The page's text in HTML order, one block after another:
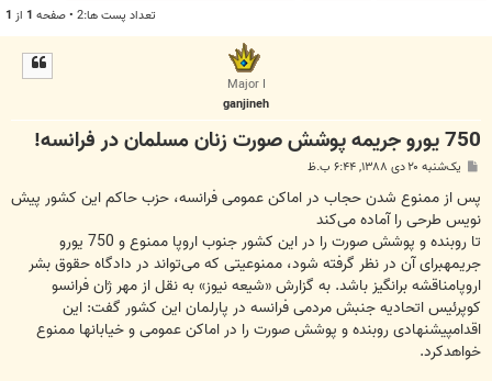
تعداد پست ها:2 • صفحه 1 از 1
Major I
ganjineh
750 یورو جریمه پوشش صورت زنان مسلمان در فرانسه!
ت
یک‌شنبه ۲۰ دی ۱۳۸۸, ۶:۴۴ ب.ظ
پس از ممنوع شدن حجاب در اماکن عمومی فرانسه، حزب حاکم این کشور پیش
نویس طرحی را آماده می‌کند
تا روبنده و پوشش صورت را در این کشور جنوب اروپا ممنوع و 750 یورو
جریمهبرای آن در نظر گرفته شود، ممنوعیتی که می‌تواند در دادگاه حقوق بشر
اروپامناقشه بر‌انگیز باشد. به گزارش «شیعه نیوز» به نقل از مهر ژان فرانسو
کوپرئیس اتحادیه جنبش مردمی فرانسه در پارلمان این کشور گفت: این
اقدامپیشنهادی روبنده و پوشش صورت را در اماکن عمومی و خیابانها ممنوع
خواهدکرد.